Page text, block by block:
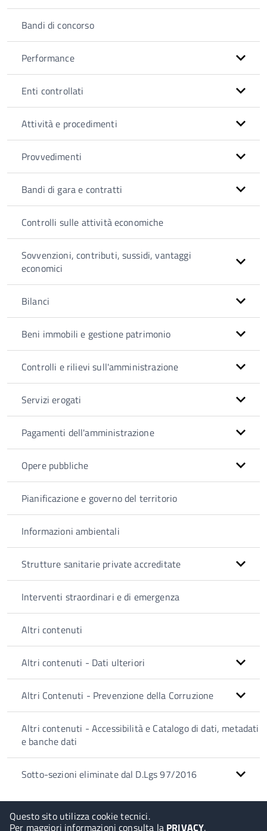
Questo sito utilizza cookie tecnici.
Per maggiori informazioni consulta la PRIVACY.
Bandi di concorso
Performance
Enti controllati
Attività e procedimenti
Provvedimenti
Bandi di gara e contratti
Controlli sulle attività economiche
Sovvenzioni, contributi, sussidi, vantaggi
economici
Bilanci
Beni immobili e gestione patrimonio
Controlli e rilievi sull'amministrazione
Servizi erogati
Pagamenti dell'amministrazione
Opere pubbliche
Pianificazione e governo del territorio
Informazioni ambientali
Strutture sanitarie private accreditate
Interventi straordinari e di emergenza
Altri contenuti
Altri contenuti - Dati ulteriori
Altri Contenuti - Prevenzione della Corruzione
Altri contenuti - Accessibilità e Catalogo di dati, metadati
e banche dati
Sotto-sezioni eliminate dal D.Lgs 97/2016